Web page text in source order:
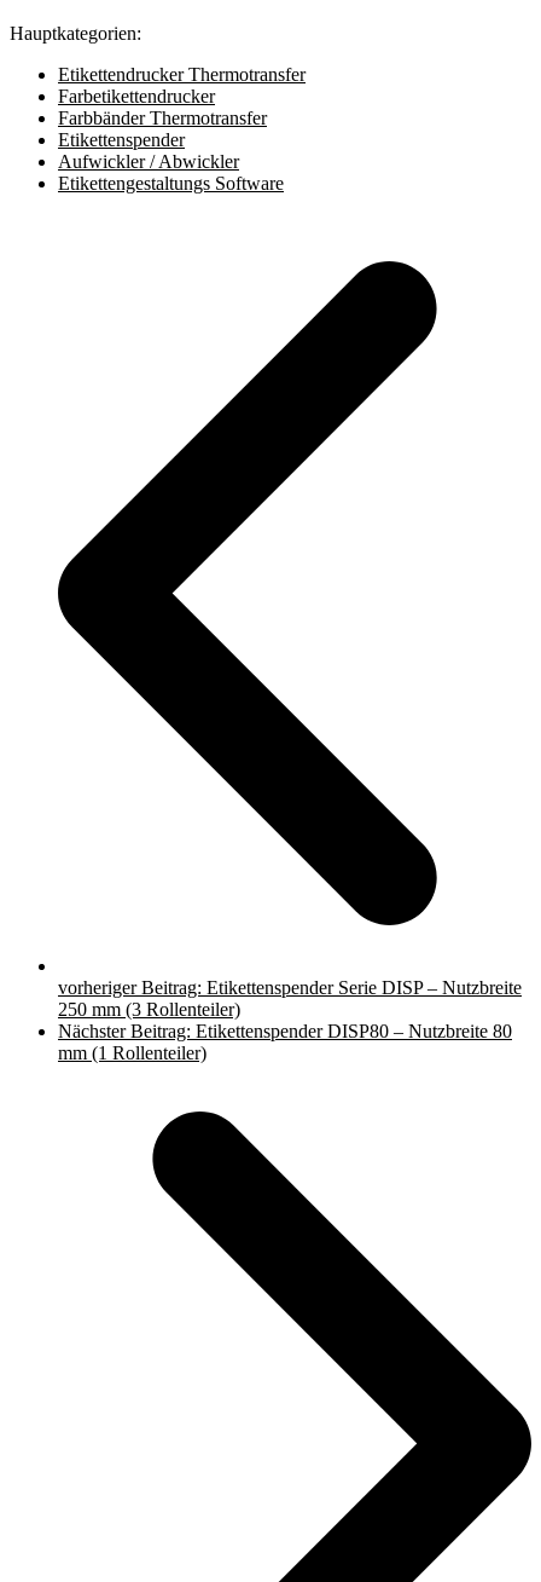
Hauptkategorien:
Etikettendrucker Thermotransfer
Farbetikettendrucker
Farbbänder Thermotransfer
Etikettenspender
Aufwickler / Abwickler
Etikettengestaltungs Software
vorheriger Beitrag: Etikettenspender Serie DISP – Nutzbreite
250 mm (3 Rollenteiler)
Nächster Beitrag: Etikettenspender DISP80 – Nutzbreite 80
mm (1 Rollenteiler)